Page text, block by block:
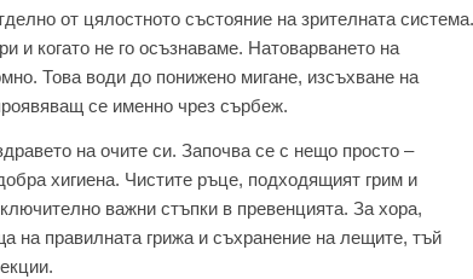
от цялостното състояние на зрителната система.
и когато не го осъзнаваме. Натоварването на
Това води до понижено мигане, изсъхване на
се именно чрез сърбеж.
на очите си. Започва се с нещо просто –
хигиена. Чистите ръце, подходящият грим и
важни стъпки в превенцията. За хора,
на правилната грижа и съхранение на лещите, тъй